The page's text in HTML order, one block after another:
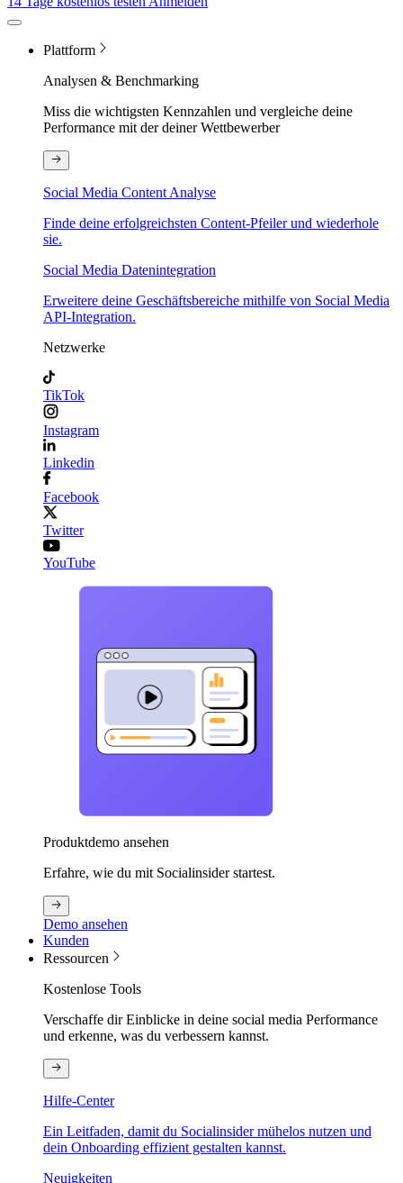
Plattform
Analysen & Benchmarking
Miss die wichtigsten Kennzahlen und vergleiche deine
Performance mit der deiner Wettbewerber
Social Media Content Analyse
Finde deine erfolgreichsten Content-Pfeiler und wiederhole
sie.
Social Media Datenintegration
Erweitere deine Geschäftsbereiche mithilfe von Social Media
API-Integration.
Netzwerke
TikTok
Instagram
Linkedin
Facebook
Twitter
YouTube
Produktdemo ansehen
Erfahre, wie du mit Socialinsider startest.
Demo ansehen
Kunden
Ressourcen
Kostenlose Tools
Verschaffe dir Einblicke in deine social media Performance
und erkenne, was du verbessern kannst.
Hilfe-Center
Ein Leitfaden, damit du Socialinsider mühelos nutzen und
dein Onboarding effizient gestalten kannst.
Neuigkeiten